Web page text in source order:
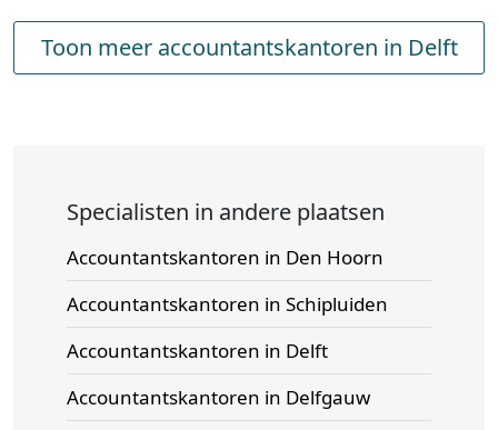
Toon meer accountantskantoren in Delft
Specialisten in andere plaatsen
Accountantskantoren in Den Hoorn
Accountantskantoren in Schipluiden
Accountantskantoren in Delft
Accountantskantoren in Delfgauw